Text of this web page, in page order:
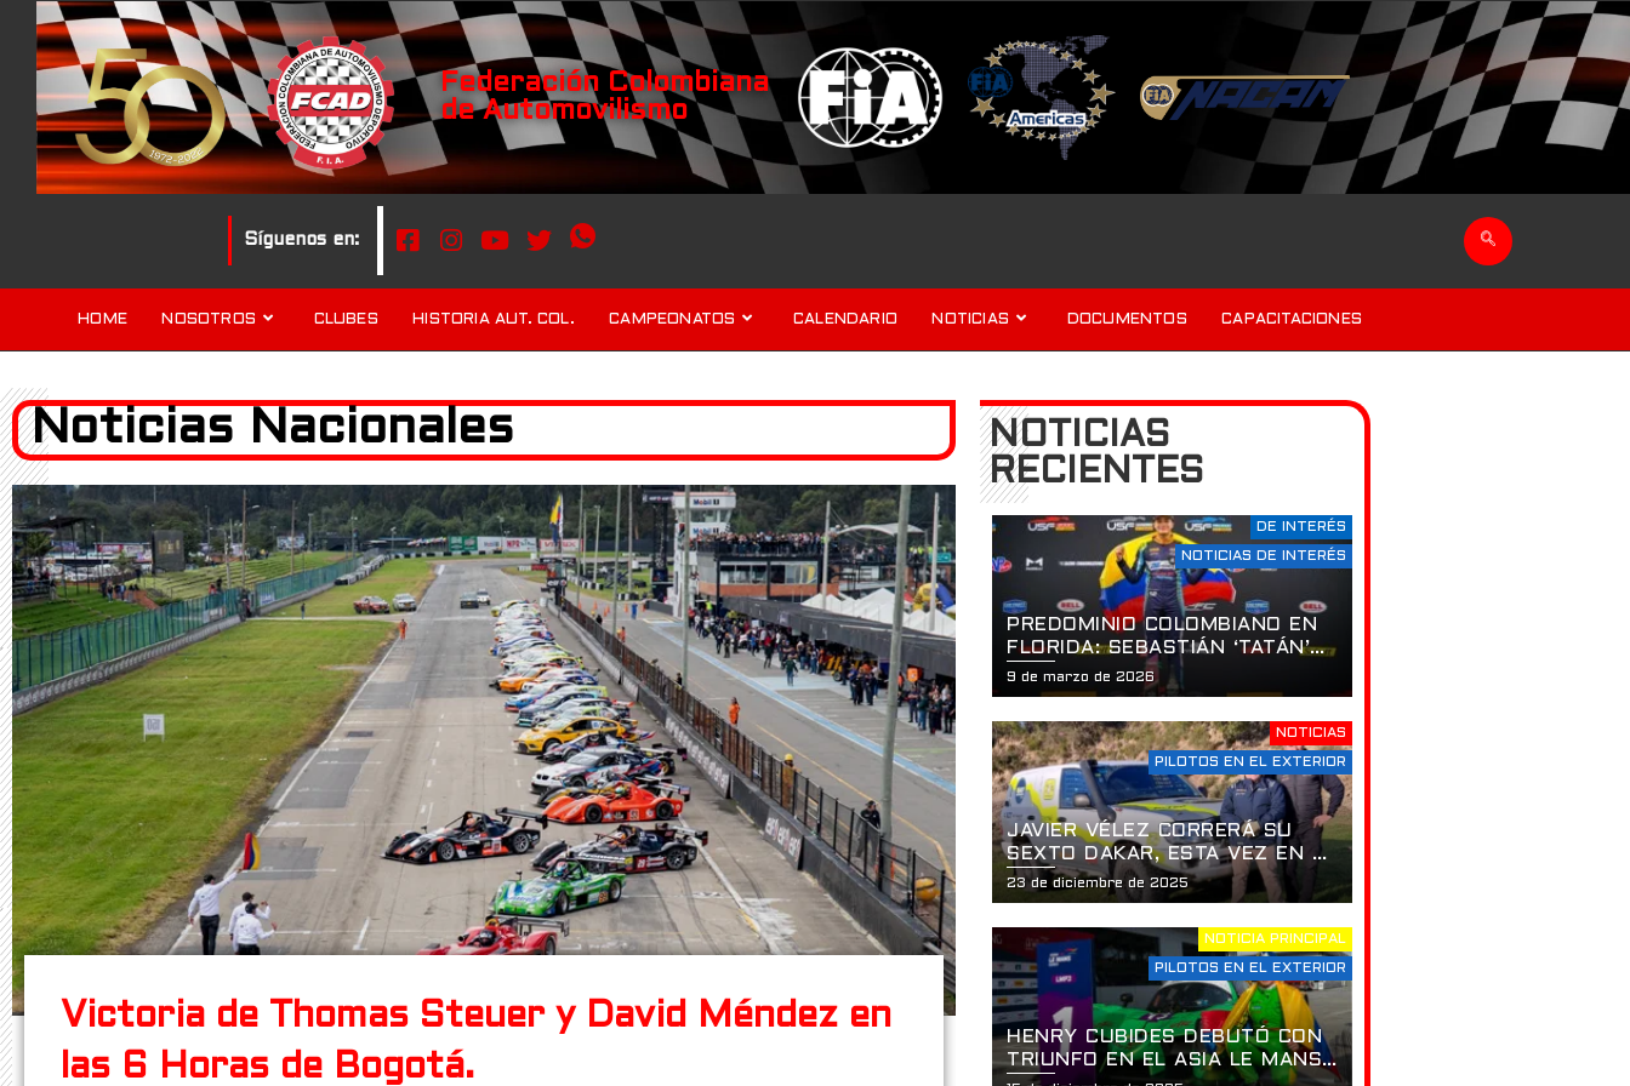
Federación Colombiana
de Automovilismo
Síguenos en:
HOME NOSOTROS CLUBES HISTORIA AUT. COL. CAMPEONATOS CALENDARIO NOTICIAS DOCUMENTOS CAPACITACIONES
Noticias Nacionales
Victoria de Thomas Steuer y David Méndez en
las 6 Horas de Bogotá.
NOTICIAS
RECIENTES
DE INTERÉS
NOTICIAS DE INTERÉS
PREDOMINIO COLOMBIANO EN
FLORIDA: SEBASTIÁN ‘TATÁN’
GARZÓN Y EL DOBLETE
HISTÓRICO EN LA APERTURA
DE LA USF2000 EN ST.
PETERSBURG
9 de marzo de 2026
NOTICIAS
PILOTOS EN EL EXTERIOR
JAVIER VÉLEZ CORRERÁ SU
SEXTO DAKAR, ESTA VEZ EN LA
CATEGORÍA DAKAR CLASSIC
23 de diciembre de 2025
NOTICIA PRINCIPAL
PILOTOS EN EL EXTERIOR
HENRY CUBIDES DEBUTÓ CON
TRIUNFO EN EL ASIA LE MANS